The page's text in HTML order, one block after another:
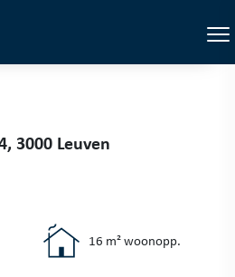
×
3000 Leuven
16 m² woonopp.